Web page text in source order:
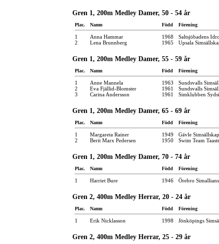
Gren 1, 200m Medley Damer, 50 - 54 år
Plac. Namn Född Förening
1 Anna Hammar 1968
Saltsjöbadens
2
Lena Brunnberg 1965 Upsala
Gren 1, 200m Medley Damer, 55 - 59 år
Plac. Namn Född Förening
1 Anne Mannela 1963
Sundsvalls
2
Eva Fjällid-Blomster 1961
Sundsvalls
3
Carina Andersson 1961 Simklubben
Gren 1, 200m Medley Damer, 65 - 69 år
Plac. Namn Född Förening
1 Margareta Rainer 1949
Gävle Simsällskap
2
Berit Marx Pedersen 1950 Swim Team
Gren 1, 200m Medley Damer, 70 - 74 år
Plac. Namn Född Förening
1 Harriet Bure 1946 Örebro Simallians
Gren 2, 400m Medley Herrar, 20 - 24 år
Plac. Namn Född Förening
1 Erik Nicklasson 1998 Jönköpings
Gren 2, 400m Medley Herrar, 25 - 29 år